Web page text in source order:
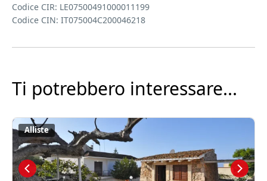
Codice CIR: LE07500491000011199
Codice CIN: IT075004C200046218
Ti potrebbero interessare...
Alliste